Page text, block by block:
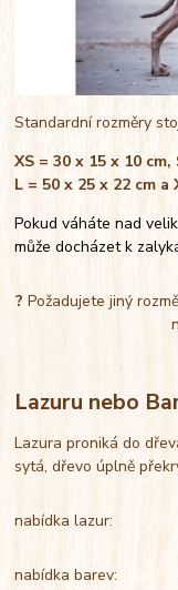
Standardní rozměry
XS = 30 x 15 x 10
L = 50 x 25 x 22 cm a
Pokud váháte nad
může docházet k
? Požadujete jiný
Lazuru nebo
Lazura proniká do
sytá, dřevo úplně
nabídka lazur:
nabídka barev: